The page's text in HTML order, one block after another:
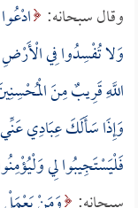
وقال سبحانه:
وَلا تُفْسِدُوا فِي
اللَّهِ قَرِيبٌ مِنَ
وَإِذَا سَأَلَكَ عِبَادِي
فَلْيَسْتَجِيبُوا لِي